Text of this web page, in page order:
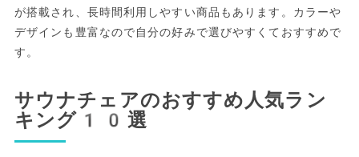
が搭載され、長時間利用しやすい商品もあります。カラーや
デザインも豊富なので自分の好みで選びやすくておすすめで
す。
サウナチェアのおすすめ人気ラン
キング10選